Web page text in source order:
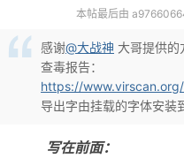
本帖最后由
感谢@大战神 大哥提供的
查毒报告：
https://
导出字由挂载的字体安装
写在前面：